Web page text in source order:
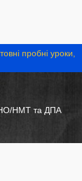
пробні уроки,
НМТ та ДПА